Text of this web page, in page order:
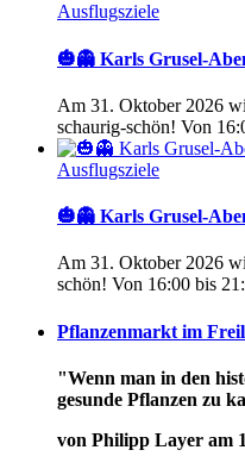
Ausflugsziele
🎃👻 Karls Grusel-
Am 31. Oktober 2026
schaurig-schön! Von
Ausflugsziele
🎃👻 Karls Grusel-
Am 31. Oktober 2026
schön! Von 16:00 bis
Pflanzenmarkt im
"Wenn man in den
gesunde Pflanzen zu
von Philipp Layer am